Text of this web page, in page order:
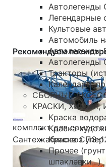
Легендарные
Культовые
Автомобиль
Автолегенды
Тракторы
Календари,
СБОРНЫЕ
КРАСКИ, ХИМИЯ,
Краска
Краска
Краска
Прочее
шпаклевки...)
Рекомендуем
комплект для
Сантехкабиновоз ПЭ-